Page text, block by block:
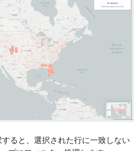
ると、選択された行に一致しない